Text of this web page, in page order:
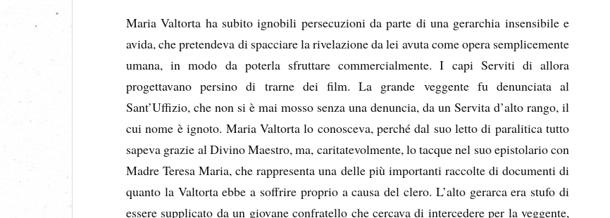
Maria Valtorta ha subito ignobili persecuzioni da parte di una gerarchia insensibile e
avida, che pretendeva di spacciare la rivelazione da lei avuta come opera semplicemente
umana, in modo da poterla sfruttare commercialmente. I capi Serviti di allora
progettavano persino di trarne dei film. La grande veggente fu denunciata al
Sant’Uffizio, che non si è mai mosso senza una denuncia, da un Servita d’alto rango, il
cui nome è ignoto. Maria Valtorta lo conosceva, perché dal suo letto di paralitica tutto
sapeva grazie al Divino Maestro, ma, caritatevolmente, lo tacque nel suo epistolario con
Madre Teresa Maria, che rappresenta una delle più importanti raccolte di documenti di
quanto la Valtorta ebbe a soffrire proprio a causa del clero. L’alto gerarca era stufo di
essere supplicato da un giovane confratello che cercava di intercedere per la veggente,